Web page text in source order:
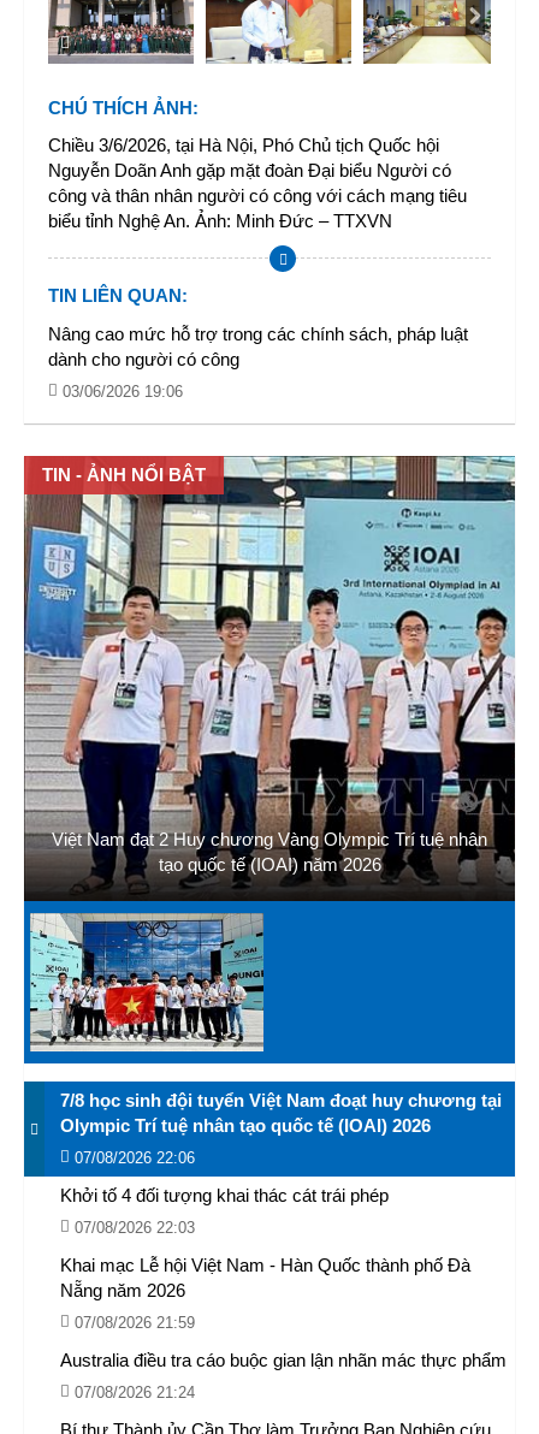
CHÚ THÍCH ẢNH:
Chiều 3/6/2026, tại Hà Nội, Phó Chủ tịch Quốc hội
Nguyễn Doãn Anh gặp mặt đoàn Đại biểu Người có
công và thân nhân người có công với cách mạng tiêu
biểu tỉnh Nghệ An. Ảnh: Minh Đức – TTXVN
TIN LIÊN QUAN:
Nâng cao mức hỗ trợ trong các chính sách, pháp luật
dành cho người có công
03/06/2026 19:06
TIN - ẢNH NỔI BẬT
Việt Nam đạt 2 Huy chương Vàng Olympic Trí tuệ nhân
tạo quốc tế (IOAI) năm 2026
7/8 học sinh đội tuyển Việt Nam đoạt huy chương tại
Olympic Trí tuệ nhân tạo quốc tế (IOAI) 2026
07/08/2026 22:06
Khởi tố 4 đối tượng khai thác cát trái phép
07/08/2026 22:03
Khai mạc Lễ hội Việt Nam - Hàn Quốc thành phố Đà
Nẵng năm 2026
07/08/2026 21:59
Australia điều tra cáo buộc gian lận nhãn mác thực phẩm
07/08/2026 21:24
Bí thư Thành ủy Cần Thơ làm Trưởng Ban Nghiên cứu